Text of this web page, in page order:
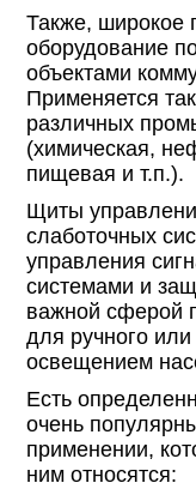
Также, широкое
оборудование
объектами
Применяется
различных
(химическая,
пищевая и т.п.).
Щиты
слаботочных
управления
системами и
важной сферой
для ручного
освещением
Есть
очень
применении,
ним относятся: